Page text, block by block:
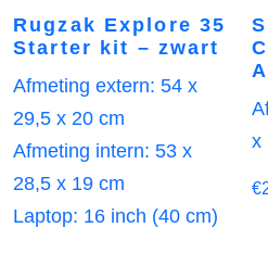
Rugzak Explore 35
Starter kit – zwart
Afmeting extern: 54 x
29,5 x 20 cm
Afmeting intern: 53 x
28,5 x 19 cm
Laptop: 16 inch (40 cm)
x
€